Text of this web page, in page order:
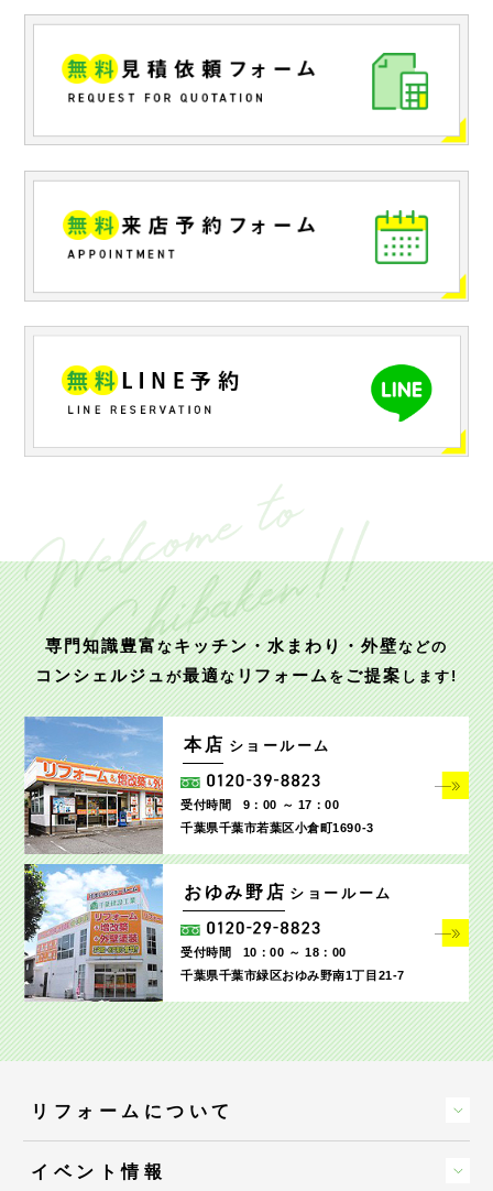
専門知識豊富なキッチン・水まわり・外壁などの
コンシェルジュが最適なリフォームをご提案します!
本店 ショールーム
受付時間
9：00 ～ 17：00
千葉県千葉市若葉区小倉町1690‐3
おゆみ野店 ショールーム
受付時間
10：00 ～ 18：00
千葉県千葉市緑区おゆみ野南1丁目21-7
リフォームについて
イベント情報